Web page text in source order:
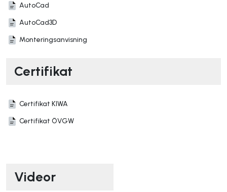
AutoCad
AutoCad3D
Monteringsanvisning
Certifikat
Certifikat KIWA
Certifikat ÖVGW
Videor